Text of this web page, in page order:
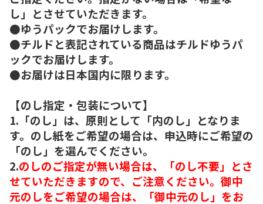
し」とさせていただきます。
●ゆうパックでお届けします。
●チルドと表記されている商品はチルドゆうパ
ックでお届けします。
●お届けは日本国内に限ります。
【のし指定・包装について】
1.「のし」は、原則として「内のし」となりま
す。のし紙をご希望の場合は、申込時にご希望の
「のし」を選んでください。
2.のしのご指定が無い場合は、「のし不要」とさ
せていただきますので、ご注意ください。御中
元のしをご希望の場合は、「御中元のし」をお